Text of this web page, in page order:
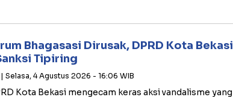
Bhagasasi Dirusak, DPRD Kota Bekasi
Tipiring
| Selasa, 4 Agustus 2026 - 16:06 WIB
Kota Bekasi mengecam keras aksi vandalisme yang